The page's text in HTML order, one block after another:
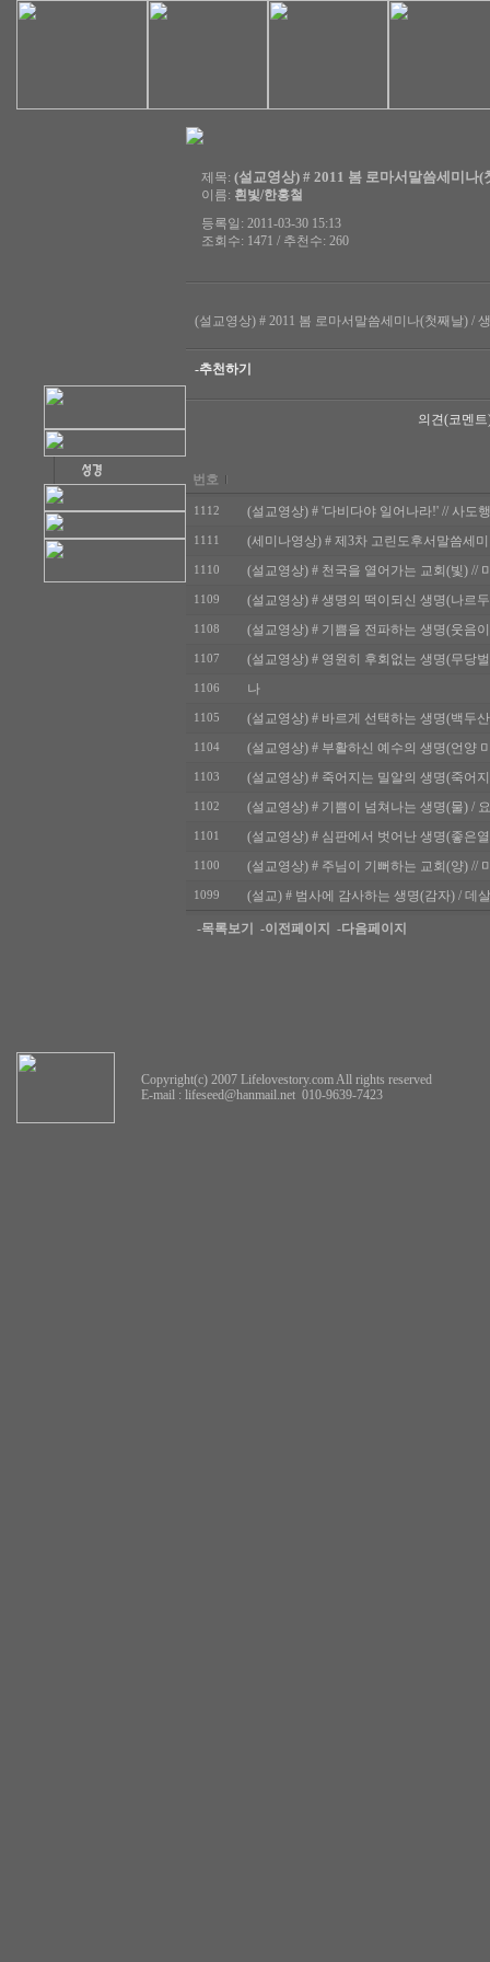
제목: (설교영상) # 2011 봄 로마서말씀세미나
이름: 흰빛/한홍철
등록일: 2011-03-30 15:13
조회수: 1471 / 추천수: 260
(설교영상) # 2011 봄 로마서말씀세미나(첫째날) /
-추천하기
의견(코멘
번호
1112 (설교영상) # '다비다야 일어나라!' // 사도
1111 (세미나영상) # 제3차 고린도후서말씀세
1110 (설교영상) # 천국을 열어가는 교회(빛) //
1109 (설교영상) # 생명의 떡이되신 생명(나르
1108 (설교영상) # 기쁨을 전파하는 생명(웃음
1107 (설교영상) # 영원히 후회없는 생명(무당
1106 나
1105 (설교영상) # 바르게 선택하는 생명(백두
1104 (설교영상) # 부활하신 예수의 생명(언양
1103 (설교영상) # 죽어지는 밀알의 생명(죽어
1102 (설교영상) # 기쁨이 넘쳐나는 생명(물) /
1101 (설교영상) # 심판에서 벗어난 생명(좋은
1100 (설교영상) # 주님이 기뻐하는 교회(양) //
1099 (설교) # 범사에 감사하는 생명(감자) / 데
-목록보기 -이전페이지 -다음페이지
Copyright(c) 2007 Lifelovestory.com All rights reserved
E-mail : lifeseed@hanmail.net 010-9639-7423